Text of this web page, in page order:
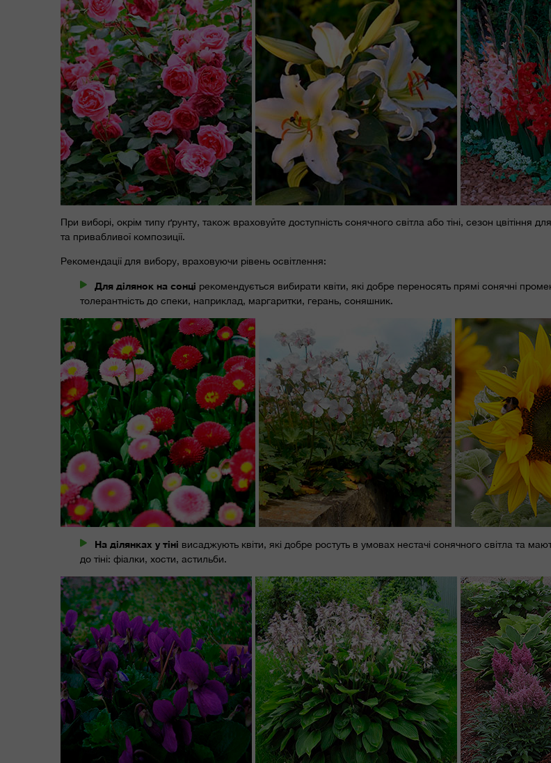
При виборі, окрім типу ґрунту, також враховуйте доступність сонячного світла або тіні, сезон цвітіння
та привабливої композиції.
Рекомендації для вибору, враховуючи рівень освітлення:
Для ділянок на сонці рекомендується вибирати квіти, які добре переносять прямі сонячні
толерантність до спеки, наприклад, маргаритки, герань, соняшник.
На ділянках у тіні висаджують квіти, які добре ростуть в умовах нестачі сонячного світла та
до тіні: фіалки, хости, астильби.